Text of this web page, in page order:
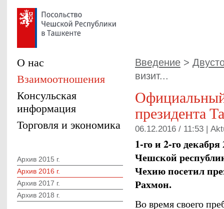
Введение >
визит...
президента
06.12.2016 / 11:53 |
1-го и 2-го
Чешской
Чехию посетил
Рахмон.
Во время своего
О нас
Взаимоотношения
Консульская
информация
Торговля и экономика
Архив 2015 г.
Архив 2016 г.
Архив 2017 г.
Архив 2018 г.